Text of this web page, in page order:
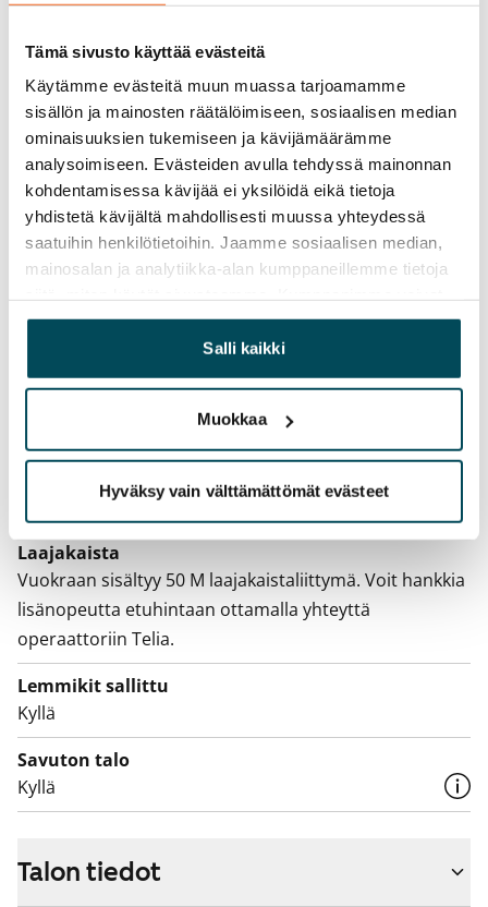
Tämä sivusto käyttää evästeitä
Käytämme evästeitä muun muassa tarjoamamme
sisällön ja mainosten räätälöimiseen, sosiaalisen median
ominaisuuksien tukemiseen ja kävijämäärämme
analysoimiseen. Evästeiden avulla tehdyssä mainonnan
kohdentamisessa kävijää ei yksilöidä eikä tietoja
yhdistetä kävijältä mahdollisesti muussa yhteydessä
saatuihin henkilötietoihin. Jaamme sosiaalisen median,
mainosalan ja analytiikka-alan kumppaneillemme tietoja
yhdistää näitä tietoja muihin tietoihin, joita olet antanut
heille tai joita on kerätty, kun olet käyttänyt heidän
palvelujaan.
Salli kaikki
Muokkaa
Hyväksy vain välttämättömät evästeet
Vuokravakuus
0 €, (yrityksille min. 1 kk vuokra)
Vuokrasopimus
Toistaiseksi voimassa oleva, minimi asumisaika
12 kk
Irtisanomis­mahdollisuus
12 kk vuokrasopimuksesta tai sopimussakolla
Pakollinen, ei sisälly vuokraan
Sähkömaksu
Vuokralainen solmii itse sähkösopimuksen.
Laajakaista
Vuokraan sisältyy 50 M laajakaistaliittymä. Voit hankkia
lisänopeutta etuhintaan ottamalla yhteyttä
operaattoriin Telia.
Lemmikit sallittu
Kyllä
Savuton talo
Kyllä
Talon tiedot